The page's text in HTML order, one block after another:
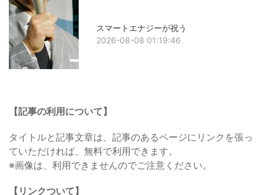
スマートエナジーが祝う
2026-08-08 01:19:46
【記事の利用について】
タイトルと記事文章は、記事のあるページにリンクを張っ
ていただければ、無料で利用できます。
※画像は、利用できませんのでご注意ください。
【リンクついて】